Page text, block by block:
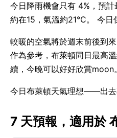
今日降雨機會只有 4%，預
約在15，氣溫約21°C。 今日
較暖的空氣將於週末前後到
作為參考，布萊頓同日最高
續，今晚可以好好欣賞moon。
今日布萊頓天氣理想——出去
7 天預報，適用於